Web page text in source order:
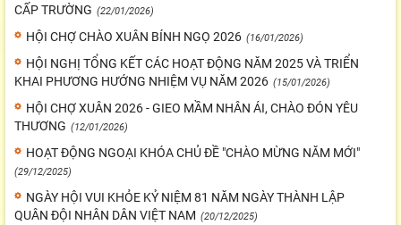
CẤP TRƯỜNG (22/01/2026)
HỘI CHỢ CHÀO XUÂN BÍNH NGỌ 2026 (16/01/2026)
HỘI NGHỊ TỔNG KẾT CÁC HOẠT ĐỘNG NĂM 2025 VÀ TRIỂN
KHAI PHƯƠNG HƯỚNG NHIỆM VỤ NĂM 2026 (15/01/2026)
HỘI CHỢ XUÂN 2026 - GIEO MẦM NHÂN ÁI, CHÀO ĐÓN YÊU
THƯƠNG (12/01/2026)
HOẠT ĐỘNG NGOẠI KHÓA CHỦ ĐỀ "CHÀO MỪNG NĂM MỚI"
(29/12/2025)
NGÀY HỘI VUI KHỎE KỶ NIỆM 81 NĂM NGÀY THÀNH LẬP
QUÂN ĐỘI NHÂN DÂN VIỆT NAM (20/12/2025)